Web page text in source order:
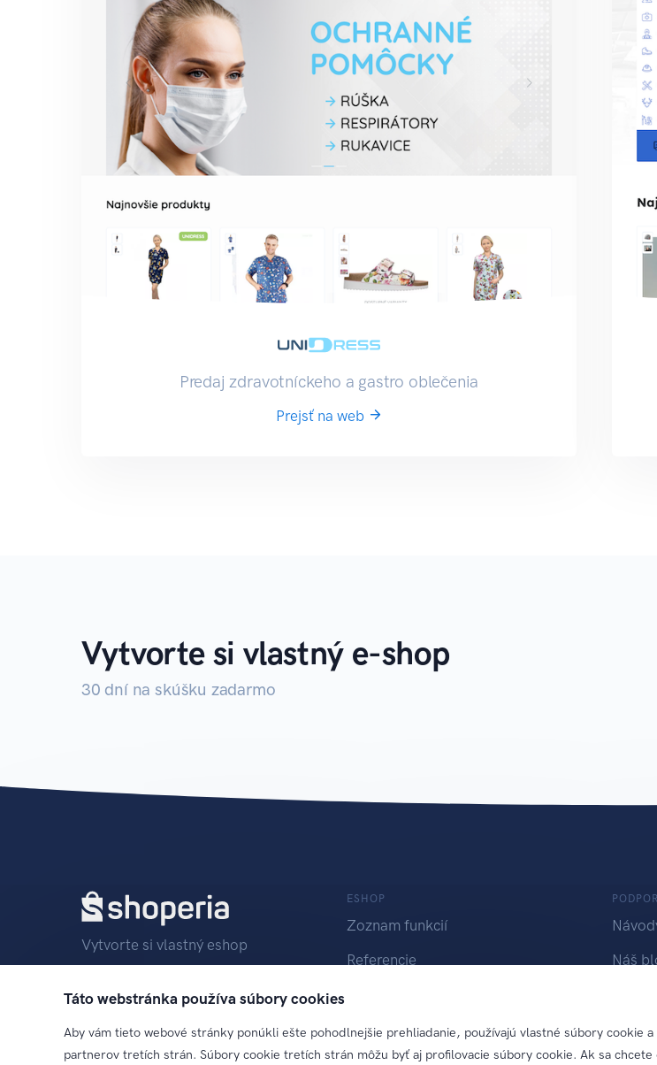
Predaj zdravotníckeho a gastro oblečenia
Prejsť na web
Vytvorte si vlastný e-shop
30 dní na skúšku zadarmo
Vytvorte si vlastný eshop
info@shoperia.sk
+421 948 200 509
Náš facebook
ESHOP
Zoznam funkcií
Referencie
Objednať eshop
Náš
Táto webstránka používa súbory cookies
Aby vám tieto webové stránky ponúkli ešte pohodlnejšie prehliadanie, používajú vlastné súbory cookie
partnerov tretích strán. Súbory cookie tretích strán môžu byť aj profilovacie súbory cookie. Ak sa